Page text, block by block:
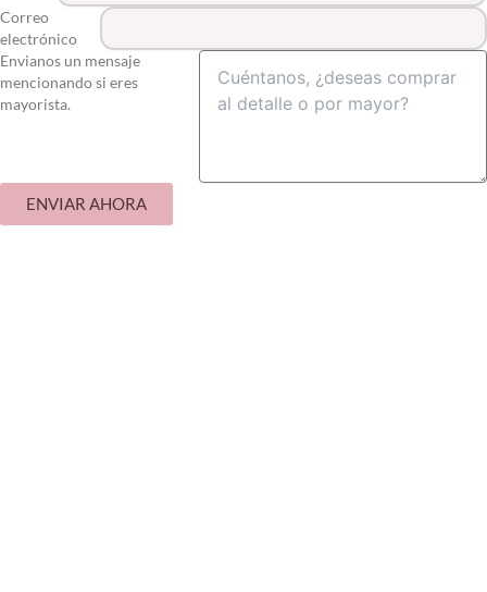
Correo
electrónico
Envianos un mensaje
mencionando si eres
mayorista.
ENVIAR AHORA